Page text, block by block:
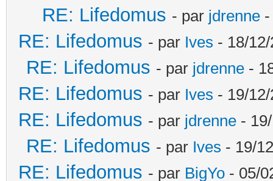
RE: Lifedomus - par jdrenne
RE: Lifedomus - par Ives - 18/
RE: Lifedomus - par jdrenne -
RE: Lifedomus - par Ives - 19/
RE: Lifedomus - par jdrenne -
RE: Lifedomus - par Ives - 19/
RE: Lifedomus - par BigYo - 05/